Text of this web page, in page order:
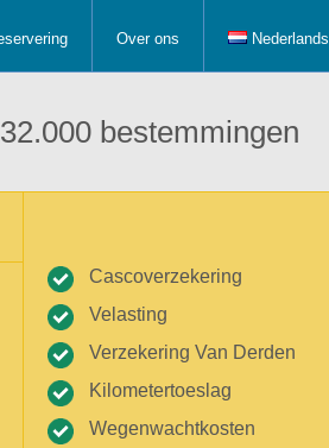
Over ons Nederlands
bestemmingen
Cascoverzekering
Velasting
Verzekering Van Derden
Kilometertoeslag
Wegenwachtkosten